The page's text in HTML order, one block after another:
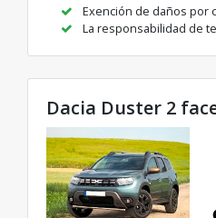
Exención de daños por
La responsabilidad de
Dacia Duster 2